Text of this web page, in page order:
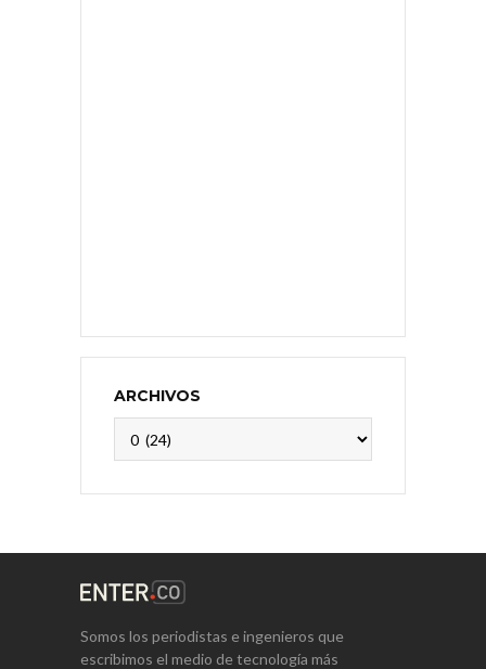
ARCHIVOS
Somos los periodistas e ingenieros que
escribimos el medio de tecnología más